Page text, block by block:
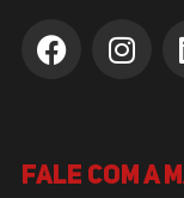
Fale com a